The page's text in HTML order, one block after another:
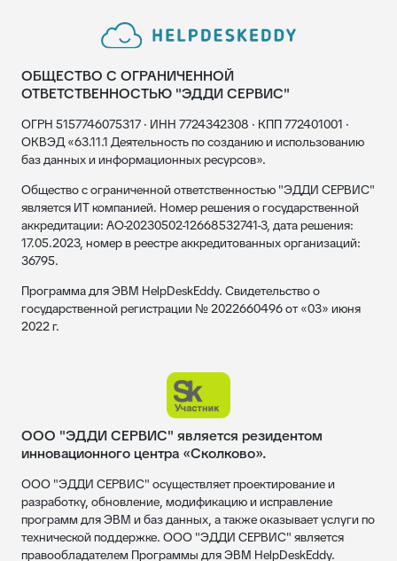
ОБЩЕСТВО С ОГРАНИЧЕННОЙ
ОТВЕТСТВЕННОСТЬЮ "ЭДДИ СЕРВИС"
ОГРН 5157746075317 · ИНН 7724342308 · КПП 772401001 ·
ОКВЭД «63.11.1 Деятельность по созданию и использованию
баз данных и информационных ресурсов».
Общество с ограниченной ответственностью "ЭДДИ СЕРВИС"
является ИТ компанией. Номер решения о государственной
аккредитации: АО-20230502-12668532741-3, дата решения:
17.05.2023, номер в реестре аккредитованных организаций:
36795.
Программа для ЭВМ HelpDeskEddy. Свидетельство о
государственной регистрации № 2022660496 от «03» июня
2022 г.
ООО "ЭДДИ СЕРВИС" является резидентом
инновационного центра «Сколково».
ООО "ЭДДИ СЕРВИС" осуществляет проектирование и
разработку, обновление, модификацию и исправление
программ для ЭВМ и баз данных, а также оказывает услуги по
технической поддержке. ООО "ЭДДИ СЕРВИС" является
правообладателем Программы для ЭВМ HelpDeskEddy.